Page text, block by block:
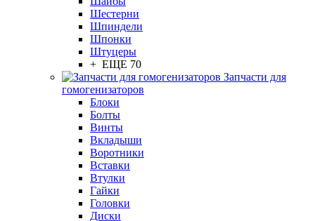
Шестерни
Шпиндели
Шпонки
Штуцеры
+ ЕЩЕ 70
Запчасти для
гомогенизаторов
Блоки
Болты
Винты
Вкладыши
Воротники
Вставки
Втулки
Гайки
Головки
Диски